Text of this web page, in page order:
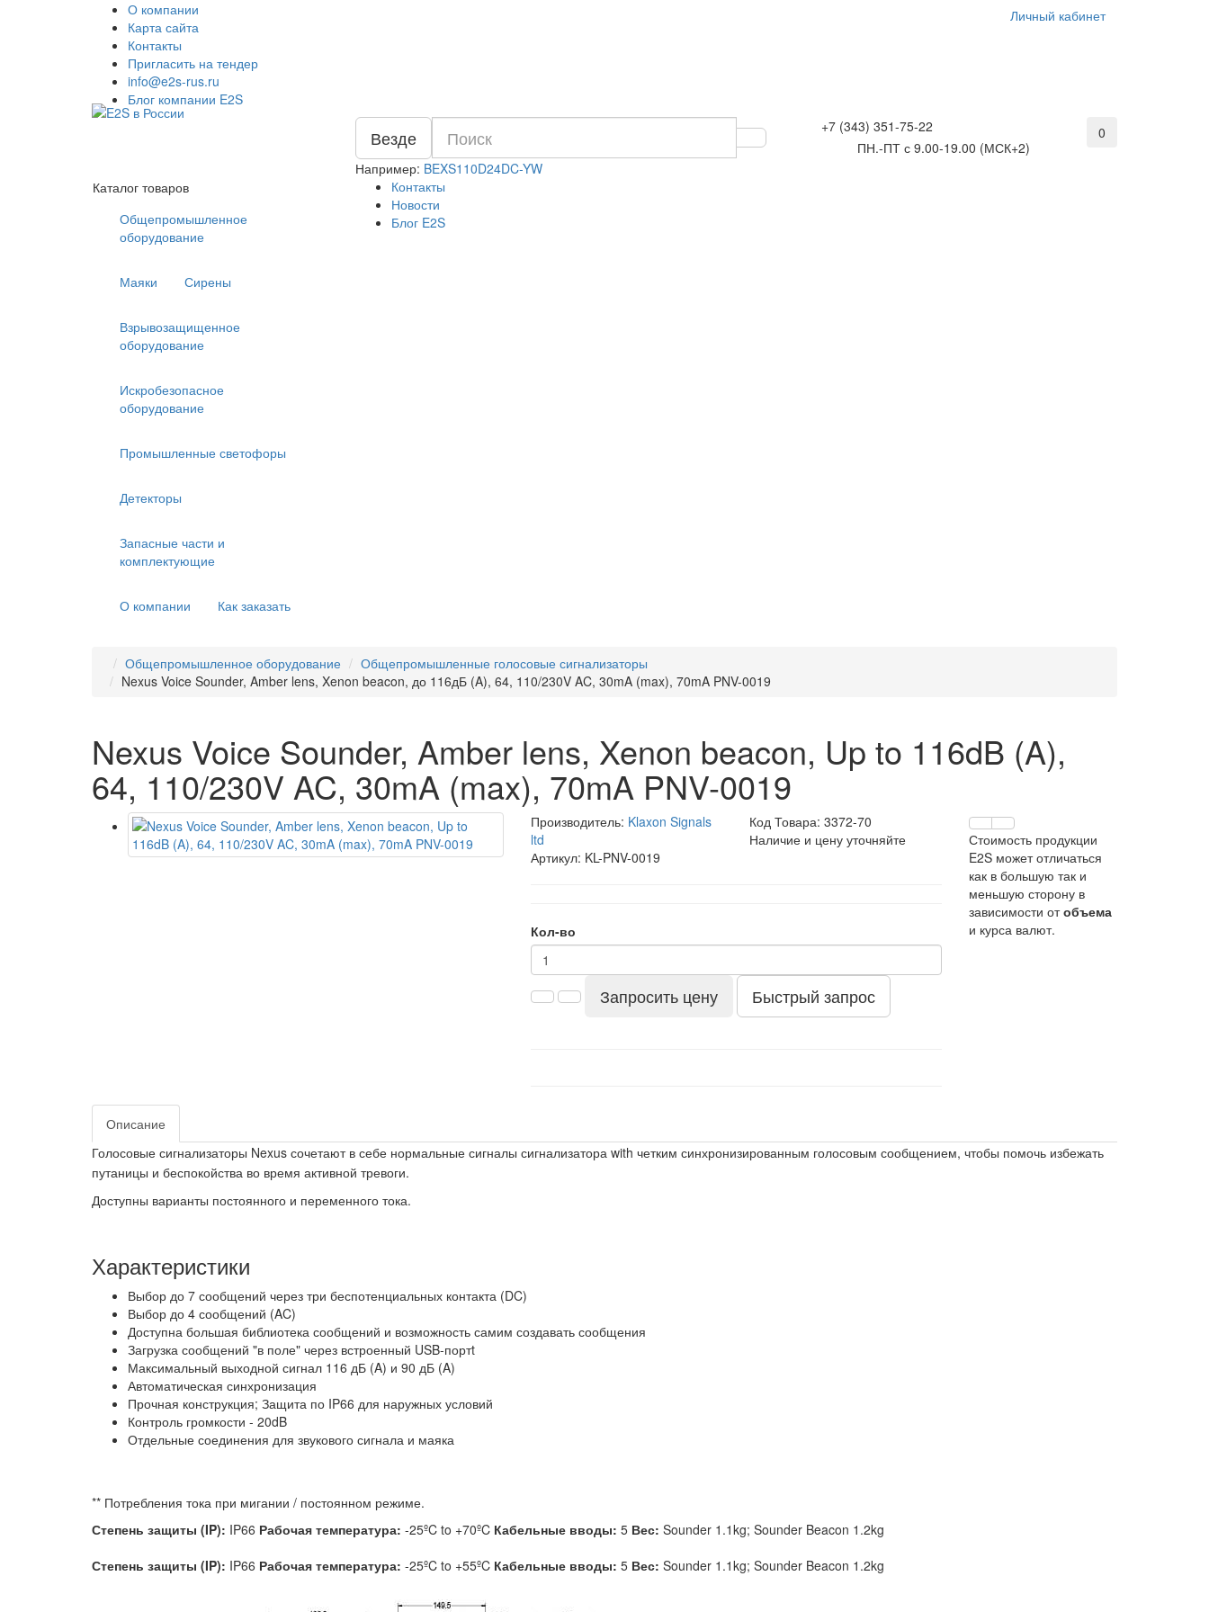
Личный кабинет
О компании
Карта сайта
Контакты
Пригласить на тендер
info@e2s-rus.ru
Блог компании E2S
+7 (343) 351-75-22
ПН.-ПТ с 9.00-19.00 (МСК+2)
0
Везде
Например: BEXS110D24DC-YW
Контакты
Новости
Блог E2S
Каталог товаров
Общепромышленное
оборудование
Маяки Сирены
Взрывозащищенное
оборудование
Искробезопасное
оборудование
Промышленные светофоры
Детекторы
Запасные части и
комплектующие
О компании Как заказать
Общепромышленное оборудование
Общепромышленные голосовые сигнализаторы
Nexus Voice Sounder, Amber lens, Xenon beacon, до 116дБ (A), 64, 110/230V AC, 30mA (max), 70mA PNV-0019
Nexus Voice Sounder, Amber lens, Xenon beacon, Up to 116dB (A),
64, 110/230V AC, 30mA (max), 70mA PNV-0019
Производитель: Klaxon Signals
ltd
Код Товара:3372-70
Наличие и цену уточняйте
Артикул: KL-PNV-0019
Кол-во
Запросить цену Быстрый запрос
Стоимость продукции
E2S может отличаться
как в большую так и
меньшую сторону в
зависимости отобъема
и курса валют.
Описание
Голосовые сигнализаторы Nexus сочетают в себе нормальные сигналы сигнализатора with четким синхронизированным голосовым сообщением, чтобы помочь избежать
путаницы и беспокойства во время активной тревоги.
Доступны варианты постоянного и переменного тока.
Характеристики
Выбор до 7 сообщений через три беспотенциальных контакта (DC)
Выбор до 4 сообщений (AC)
Доступна большая библиотека сообщений и возможность самим создавать сообщения
Загрузка сообщений "в поле" через встроенный USB-портt
Максимальный выходной сигнал 116 дБ (A) и 90 дБ (A)
Автоматическая синхронизация
Прочная конструкция; Защита по IP66 для наружных условий
Контроль громкости - 20dB
Отдельные соединения для звукового сигнала и маяка
** Потребления тока при мигании / постоянном режиме.
Степень защиты (IP): IP66 Рабочая температура: -25ºC to +70ºC Кабельные вводы: 5 Вес: Sounder 1.1kg; Sounder Beacon 1.2kg
Степень защиты (IP): IP66 Рабочая температура: -25ºC to +55ºC Кабельные вводы: 5 Вес: Sounder 1.1kg; Sounder Beacon 1.2kg